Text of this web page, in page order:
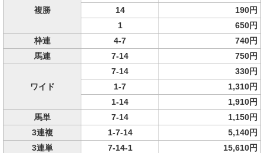
複勝
14
190円
1
650円
枠連
4-7
740円
馬連
7-14 750円
ワイド
7-14
330円
1-7
1,310円
1-14
1,910円
馬単
7-14
1,150円
3連複
1-7-14
5,140円
3連単
7-14-1 15,610円